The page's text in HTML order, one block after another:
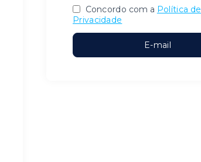
Concordo com a Política de
Privacidade
E-mail